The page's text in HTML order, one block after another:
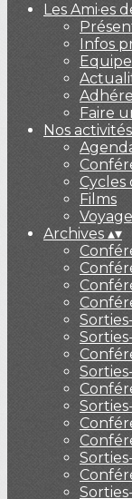
Les Ami·es
Infos
Equipe
Faire
Nos activités
Cycles
Films
Archives ▴▾